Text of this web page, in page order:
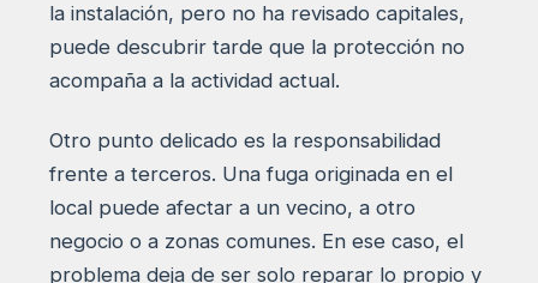
la instalación, pero no ha revisado capitales,
puede descubrir tarde que la protección no
acompaña a la actividad actual.
Otro punto delicado es la responsabilidad
frente a terceros. Una fuga originada en el
local puede afectar a un vecino, a otro
negocio o a zonas comunes. En ese caso, el
problema deja de ser solo reparar lo propio y